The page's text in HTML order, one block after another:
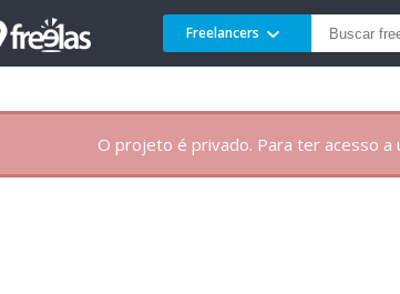
Freelancers
O projeto é privado. Para ter acesso